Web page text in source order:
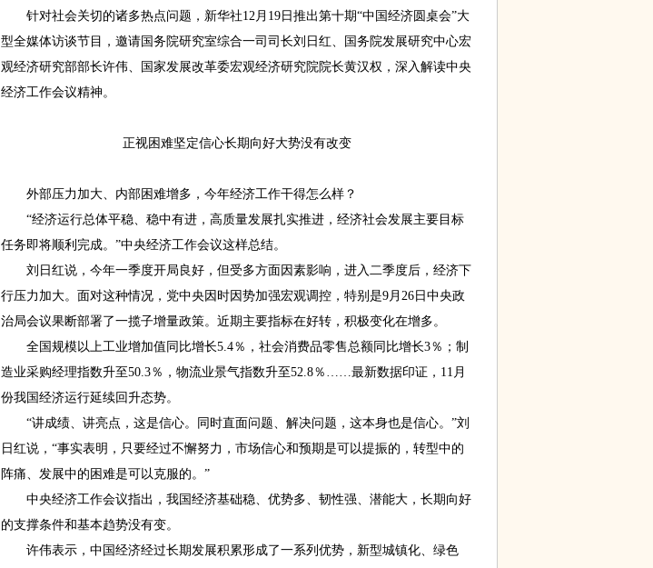
针对社会关切的诸多热点问题，新华社12月19日推出第十期“中国经济圆桌会”大
型全媒体访谈节目，邀请国务院研究室综合一司司长刘日红、国务院发展研究中心宏
观经济研究部部长许伟、国家发展改革委宏观经济研究院院长黄汉权，深入解读中央
经济工作会议精神。
正视困难坚定信心长期向好大势没有改变
外部压力加大、内部困难增多，今年经济工作干得怎么样？
“经济运行总体平稳、稳中有进，高质量发展扎实推进，经济社会发展主要目标
任务即将顺利完成。”中央经济工作会议这样总结。
刘日红说，今年一季度开局良好，但受多方面因素影响，进入二季度后，经济下
行压力加大。面对这种情况，党中央因时因势加强宏观调控，特别是9月26日中央政
治局会议果断部署了一揽子增量政策。近期主要指标在好转，积极变化在增多。
全国规模以上工业增加值同比增长5.4％，社会消费品零售总额同比增长3％；制
造业采购经理指数升至50.3％，物流业景气指数升至52.8％……最新数据印证，11月
份我国经济运行延续回升态势。
“讲成绩、讲亮点，这是信心。同时直面问题、解决问题，这本身也是信心。”刘
日红说，“事实表明，只要经过不懈努力，市场信心和预期是可以提振的，转型中的
阵痛、发展中的困难是可以克服的。”
中央经济工作会议指出，我国经济基础稳、优势多、韧性强、潜能大，长期向好
的支撑条件和基本趋势没有变。
许伟表示，中国经济经过长期发展积累形成了一系列优势，新型城镇化、绿色